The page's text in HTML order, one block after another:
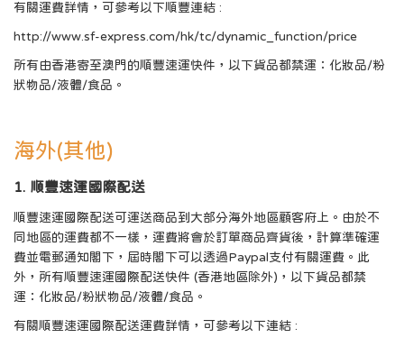
有關運費詳情，可參考以下順豐連結 :
http://www.sf-express.com/hk/tc/dynamic_function/price
所有由香港寄至澳門的順豐速運快件，以下貨品都禁運：化妝品/粉
狀物品/液體/食品。
海外(其他)
1. 順豐速運國際配送
順豐速運國際配送可運送商品到大部分海外地區顧客府上。由於不
同地區的運費都不一樣，運費將會於訂單商品齊貨後，計算準確運
費並電郵通知閣下，屆時閣下可以透過Paypal支付有關運費。此
外，所有順豐速運國際配送快件 (香港地區除外)，以下貨品都禁
運：化妝品/粉狀物品/液體/食品。
有關順豐速運國際配送運費詳情，可參考以下連結 :